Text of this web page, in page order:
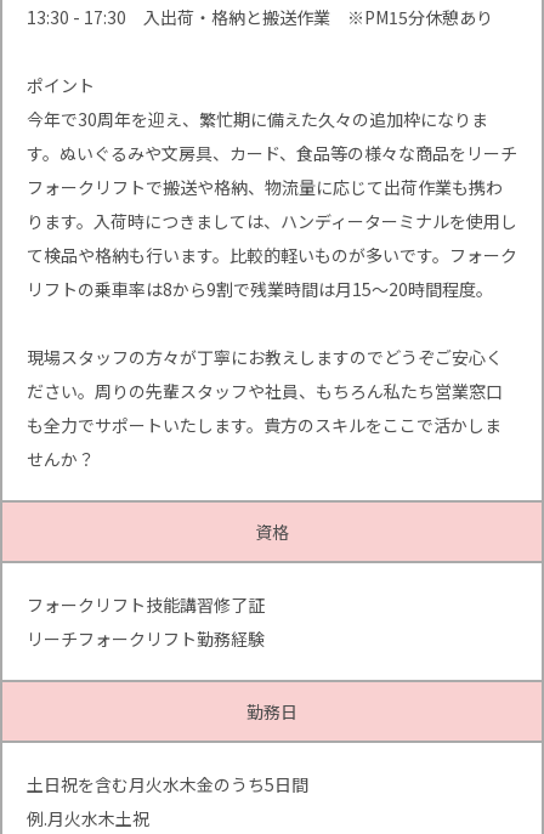
13:30 - 17:30 入出荷・格納と搬送作業 ※PM15分休憩あり
ポイント
今年で30周年を迎え、繁忙期に備えた久々の追加枠になりま
す。ぬいぐるみや文房具、カード、食品等の様々な商品をリーチ
フォークリフトで搬送や格納、物流量に応じて出荷作業も携わ
ります。入荷時につきましては、ハンディーターミナルを使用し
て検品や格納も行います。比較的軽いものが多いです。フォーク
リフトの乗車率は8から9割で残業時間は月15～20時間程度。
現場スタッフの方々が丁寧にお教えしますのでどうぞご安心く
ださい。周りの先輩スタッフや社員、もちろん私たち営業窓口
も全力でサポートいたします。貴方のスキルをここで活かしま
せんか？
資格
フォークリフト技能講習修了証
リーチフォークリフト勤務経験
勤務日
土日祝を含む月火水木金のうち5日間
例.月火水木土祝